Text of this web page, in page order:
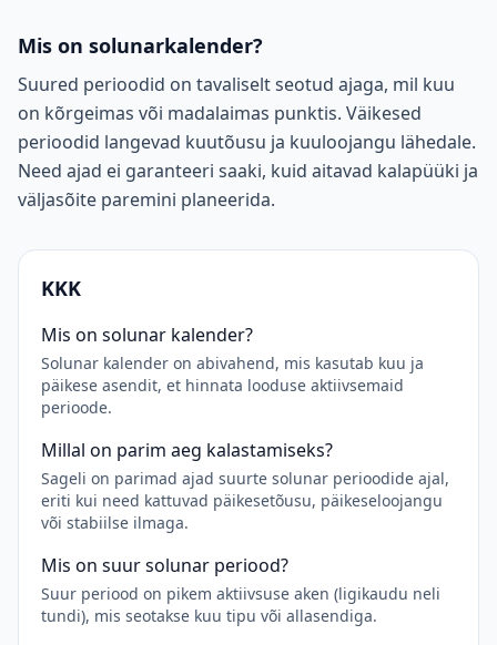
Mis on solunarkalender?
Suured perioodid on tavaliselt seotud ajaga, mil kuu
on kõrgeimas või madalaimas punktis. Väikesed
perioodid langevad kuutõusu ja kuuloojangu lähedale.
Need ajad ei garanteeri saaki, kuid aitavad kalapüüki ja
väljasõite paremini planeerida.
KKK
Mis on solunar kalender?
Solunar kalender on abivahend, mis kasutab kuu ja
päikese asendit, et hinnata looduse aktiivsemaid
perioode.
Millal on parim aeg kalastamiseks?
Sageli on parimad ajad suurte solunar perioodide ajal,
eriti kui need kattuvad päikesetõusu, päikeseloojangu
või stabiilse ilmaga.
Mis on suur solunar periood?
Suur periood on pikem aktiivsuse aken (ligikaudu neli
tundi), mis seotakse kuu tipu või allasendiga.